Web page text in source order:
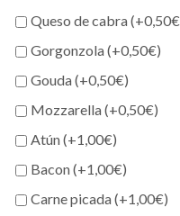
Queso de cabra (+0,50€
Gorgonzola (+0,50€)
Gouda (+0,50€)
Mozzarella (+0,50€)
Atún (+1,00€)
Bacon (+1,00€)
Carne picada (+1,00€)